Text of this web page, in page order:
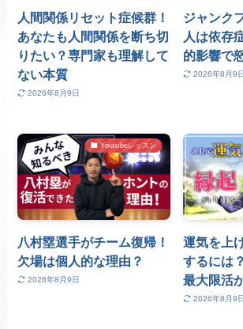
人間関係リセット症候群！
あなたも人間関係を断ち切
りたい？専門家も理解して
ない本質
2026年8月9日
ジャンク
人は依存
的影響で
2026年8月9日
Youtubeレッスン
八村塁選手がチーム復帰！
欠場は個人的な理由？
2026年8月9日
運気を上
するには
最大限活
2026年8月9日